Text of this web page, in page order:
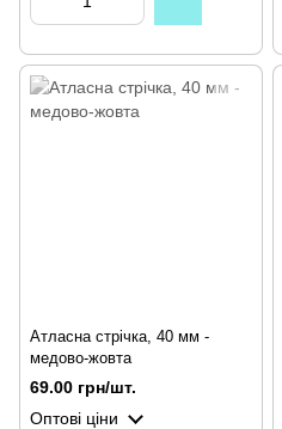
Атласна стрічка, 40 мм -
медово-жовта
69.00 грн/шт.
Оптові ціни